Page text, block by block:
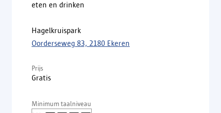
eten en drinken
Hagelkruispark
Oorderseweg 83, 2180 Ekeren
Prijs
Gratis
Minimum taalniveau